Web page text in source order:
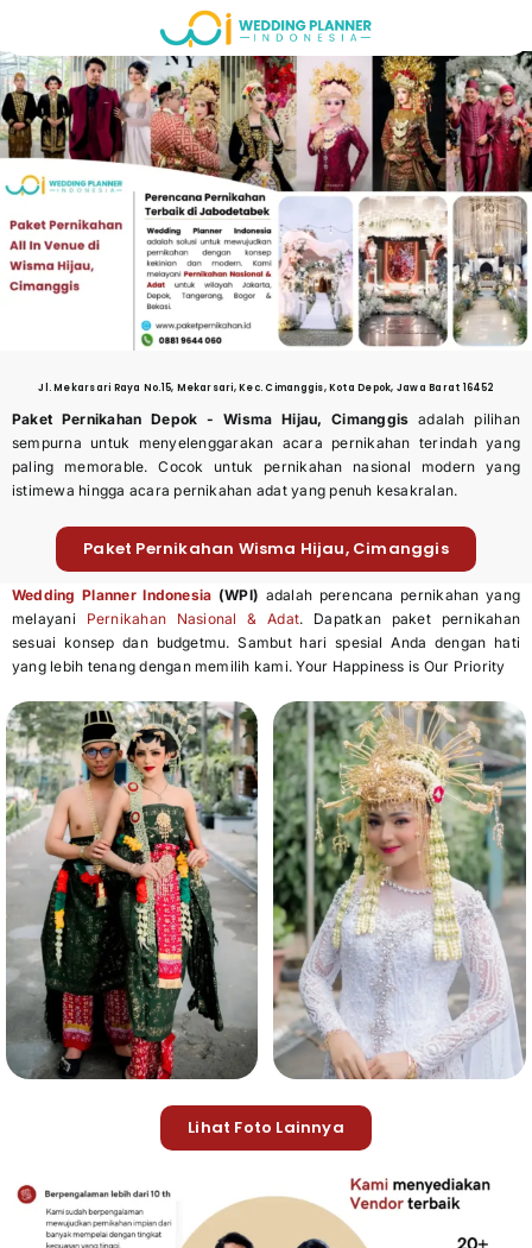
to
content
Jl. Mekarsari Raya No.15, Mekarsari, Kec. Cimanggis, Kota Depok, Jawa Barat 16452
Paket Pernikahan Depok -Wisma Hijau, Cimanggis adalah pilihan
sempurna untuk menyelenggarakan acara pernikahan terindah yang
paling memorable. Cocok untuk pernikahan nasional modern yang
istimewa hingga acara pernikahan adat yang penuh kesakralan.
Paket Pernikahan Wisma Hijau, Cimanggis
Wedding Planner Indonesia (WPI) adalah perencana pernikahan yang
melayani Pernikahan Nasional & Adat. Dapatkan paket pernikahan
sesuai konsep dan budgetmu. Sambut hari spesial Anda dengan hati
yang lebih tenang dengan memilih kami. Your Happiness is Our Priority
Lihat Foto Lainnya